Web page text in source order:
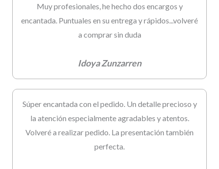
Muy profesionales, he hecho dos encargos y
encantada. Puntuales en su entrega y rápidos...volveré
a comprar sin duda
Idoya Zunzarren
Súper encantada con el pedido. Un detalle precioso y
la atención especialmente agradables y atentos.
Volveré a realizar pedido. La presentación también
perfecta.